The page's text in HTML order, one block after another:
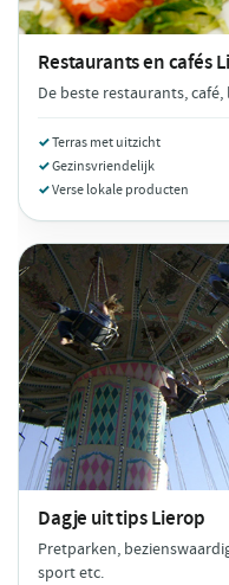
Restaurants en cafés
De beste restaurants,
Terras met uitzicht
Gezinsvriendelijk
Verse lokale producten
Dagje uit tipsLierop
Pretparken,
sport etc.